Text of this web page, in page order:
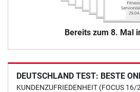
Bereits zum 8. Mal
DEUTSCHLAND TEST: BESTE
KUNDENZUFRIEDENHEIT (FOCUS 16/